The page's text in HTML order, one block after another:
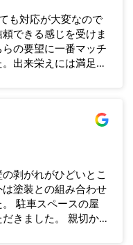
も対応が大変なので
できる感じを受けま
の要望に一番マッチ
出来栄えには満足し
剥がれがひどいとこ
塗装との組み合わせ
駐車スペースの屋
きました。 親切か